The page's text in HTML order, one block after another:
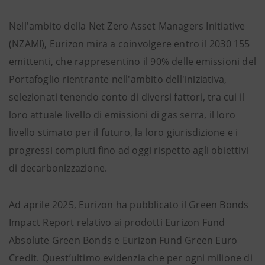
Nell'ambito della Net Zero Asset Managers Initiative
(NZAMI), Eurizon mira a coinvolgere entro il 2030 155
emittenti, che rappresentino il 90% delle emissioni del
Portafoglio rientrante nell'ambito dell'iniziativa,
selezionati tenendo conto di diversi fattori, tra cui il
loro attuale livello di emissioni di gas serra, il loro
livello stimato per il futuro, la loro giurisdizione e i
progressi compiuti fino ad oggi rispetto agli obiettivi
di decarbonizzazione.
Ad aprile 2025, Eurizon ha pubblicato il Green Bonds
Impact Report relativo ai prodotti Eurizon Fund
Absolute Green Bonds e Eurizon Fund Green Euro
Credit. Quest’ultimo evidenzia che per ogni milione di